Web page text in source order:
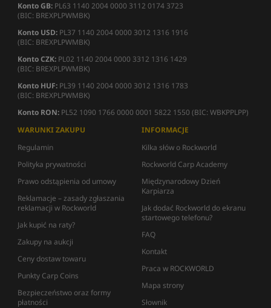
Konto GB: PL63 1140 2004 0000 3112 0174 3723
(BIC: BREXPLPWMBK)
Konto USD: PL37 1140 2004 0000 3012 1316 1916
(BIC: BREXPLPWMBK)
Konto CZK: PL02 1140 2004 0000 3312 1316 1429
(BIC: BREXPLPWMBK)
Konto HUF: PL39 1140 2004 0000 3012 1316 1783
(BIC: BREXPLPWMBK)
Konto RON: PL52 1090 1766 0000 0001 5822 1550 (BIC: WBKPPLPP)
WARUNKI ZAKUPU
Regulamin
Polityka prywatności
Prawo odstąpienia od umowy
Reklamacje – zasady zgłaszania
reklamacji w Rockworld
Jak kupić na raty?
Zakupy na aukcji
Ceny dostaw towaru
Punkty Carp Coins
Bezpieczeństwo oraz formy
płatności
INFORMACJE
Kilka słów o Rockworld
Rockworld Carp Academy
Międzynarodowy Dzień
Karpiarza
Jak dodać Rockworld do ekranu
startowego telefonu?
FAQ
Kontakt
Praca w ROCKWORLD
Mapa strony
Słownik